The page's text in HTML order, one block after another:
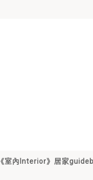
《室內Interior》居家